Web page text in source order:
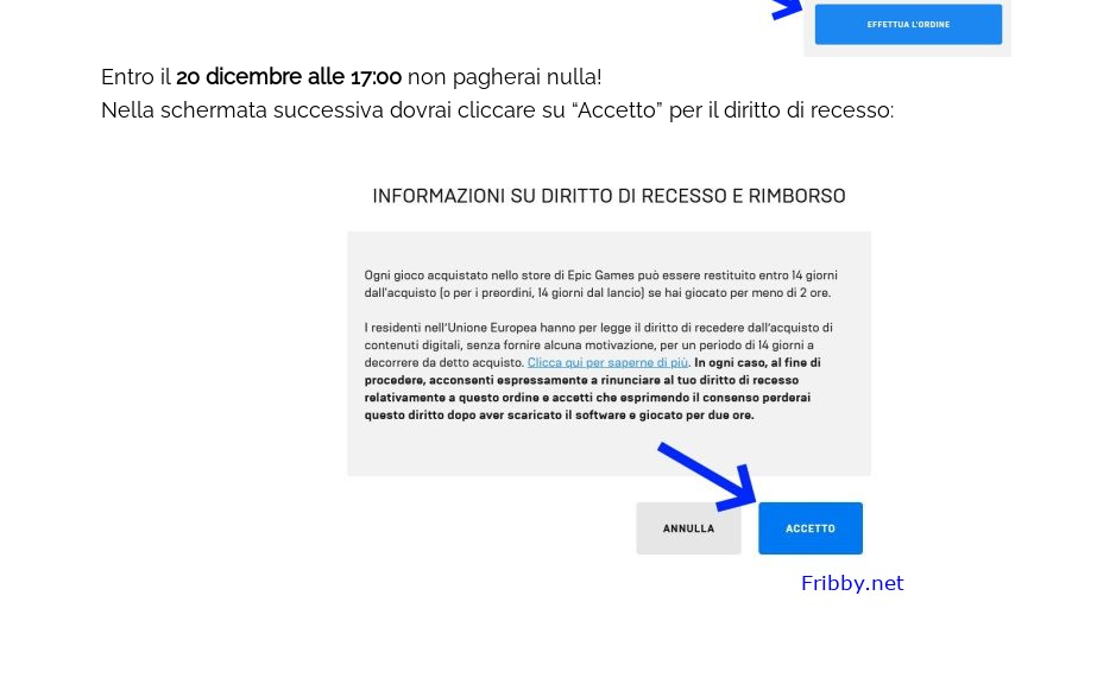
Entro il20 dicembre alle 17:00 non pagherai nulla!
Nella schermata successiva dovrai cliccare su “Accetto” per il diritto di recesso: